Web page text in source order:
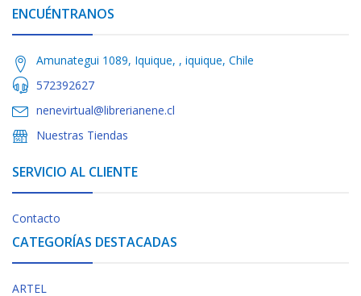
ENCUÉNTRANOS
Amunategui 1089, Iquique, , iquique, Chile
572392627
nenevirtual@librerianene.cl
Nuestras Tiendas
SERVICIO AL CLIENTE
Contacto
CATEGORÍAS DESTACADAS
ARTEL